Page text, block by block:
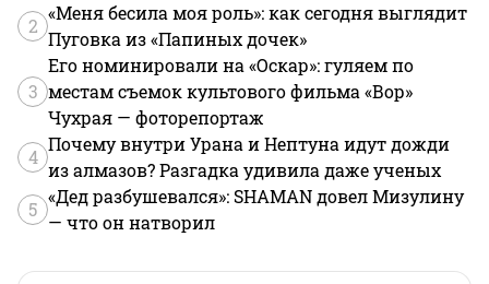
2
«Меня бесила моя роль»: как сегодня выглядит
Пуговка из «Папиных дочек»
3
Его номинировали на «Оскар»: гуляем по
местам съемок культового фильма «Вор»
Чухрая — фоторепортаж
4
Почему внутри Урана и Нептуна идут дожди
из алмазов? Разгадка удивила даже ученых
5
«Дед разбушевался»: SHAMAN довел Мизулину
— что он натворил